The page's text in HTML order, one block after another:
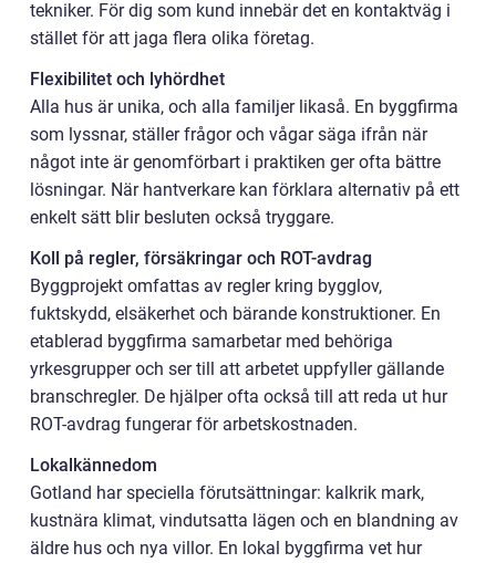
tekniker. För dig som kund innebär det en kontaktväg i
stället för att jaga flera olika företag.
Flexibilitet och lyhördhet
Alla hus är unika, och alla familjer likaså. En byggfirma
som lyssnar, ställer frågor och vågar säga ifrån när
något inte är genomförbart i praktiken ger ofta bättre
lösningar. När hantverkare kan förklara alternativ på ett
enkelt sätt blir besluten också tryggare.
Koll på regler, försäkringar och ROT-avdrag
Byggprojekt omfattas av regler kring bygglov,
fuktskydd, elsäkerhet och bärande konstruktioner. En
etablerad byggfirma samarbetar med behöriga
yrkesgrupper och ser till att arbetet uppfyller gällande
branschregler. De hjälper ofta också till att reda ut hur
ROT-avdrag fungerar för arbetskostnaden.
Lokalkännedom
Gotland har speciella förutsättningar: kalkrik mark,
kustnära klimat, vindutsatta lägen och en blandning av
äldre hus och nya villor. En lokal byggfirma vet hur